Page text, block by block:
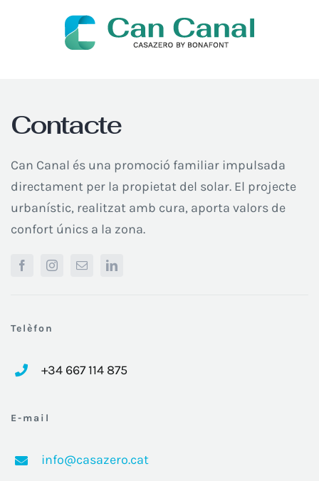
Contacte
Can Canal és una promoció familiar impulsada
directament per la propietat del solar. El projecte
urbanístic, realitzat amb cura, aporta valors de
confort únics a la zona.
Telèfon
+34 667 114 875
E-mail
info@casazero.cat